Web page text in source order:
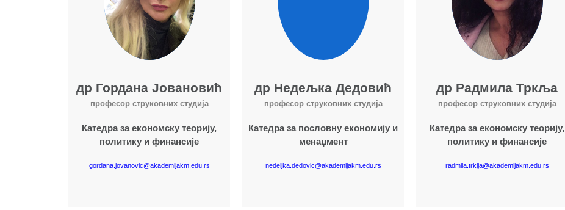
др Гордана Јовановић
професор струковних студија
Катедра за економску теорију,
политику и финансије
gordana.jovanovic@akademijakm.edu.rs
др Недељка Дедовић
професор струковних студија
Катедра за пословну економију и
менаџмент
nedeljka.dedovic@akademijakm.edu.rs
др Радмила Тркља
професор струковних студија
Катедра за економску теорију,
политику и финансије
radmila.trklja@akademijakm.edu.rs